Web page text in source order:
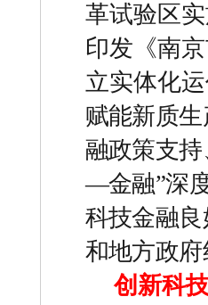
革试验区
印发《南
立实体化
赋能新质
融政策支
—金融”深
科技金融
和地方政
创新科